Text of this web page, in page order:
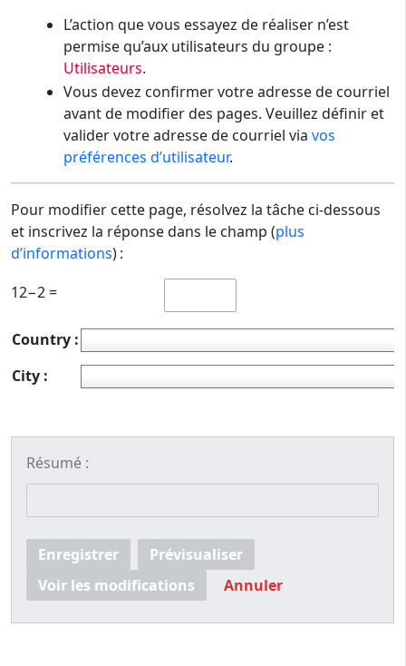
L’action que vous essayez de réaliser n’est
permise qu’aux utilisateurs du groupe :
Utilisateurs.
Vous devez confirmer votre adresse de courriel
avant de modifier des pages. Veuillez définir et
valider votre adresse de courriel via vos
préférences d’utilisateur.
Pour modifier cette page, résolvez la tâche ci-dessous
et inscrivez la réponse dans le champ (plus
d’informations) :
12−2 =
Country :
City :
Résumé :
Enregistrer
Prévisualiser
Voir les modifications
Annuler